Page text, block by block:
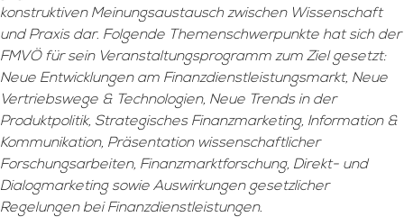
konstruktiven Meinungsaustausch zwischen Wissenschaft
und Praxis dar. Folgende Themenschwerpunkte hat sich der
FMVÖ für sein Veranstaltungsprogramm zum Ziel gesetzt:
Neue Entwicklungen am Finanzdienstleistungsmarkt, Neue
Vertriebswege & Technologien, Neue Trends in der
Produktpolitik, Strategisches Finanzmarketing, Information &
Kommunikation, Präsentation wissenschaftlicher
Forschungsarbeiten, Finanzmarktforschung, Direkt- und
Dialogmarketing sowie Auswirkungen gesetzlicher
Regelungen bei Finanzdienstleistungen.